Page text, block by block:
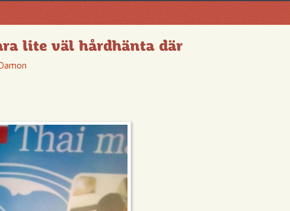
lite väl hårdhänta där